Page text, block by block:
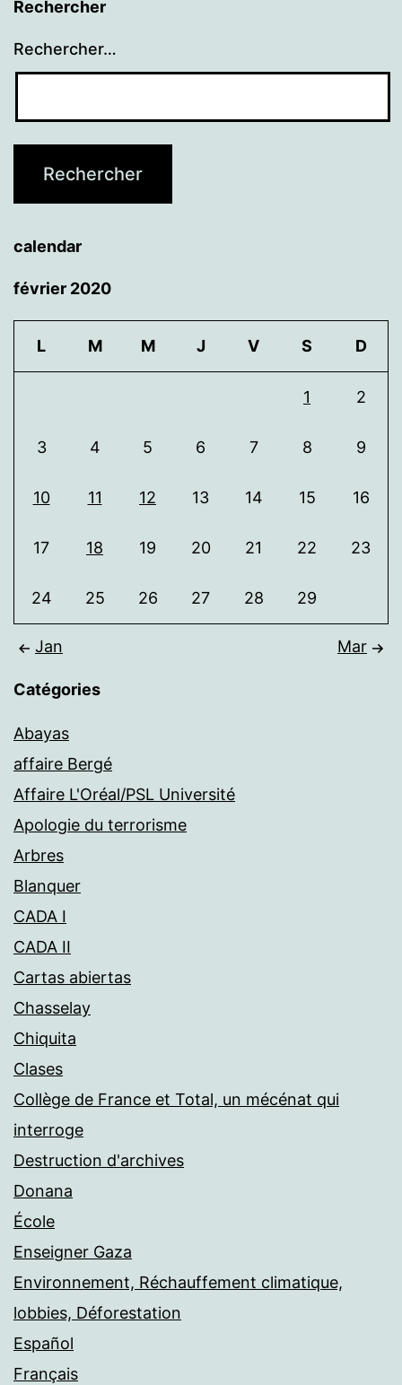
Rechercher
Rechercher…
calendar
février 2020
L M M J V S D
1 2
3 4 5 6 7 8 9
10 11 12 13 14 15 16
17 18 19 20 21 22 23
24 25 26 27 28 29
Jan Mar
Catégories
Abayas
affaire Bergé
Affaire L'Oréal/PSL Université
Apologie du terrorisme
Arbres
Blanquer
CADA I
CADA II
Cartas abiertas
Chasselay
Chiquita
Clases
Collège de France et Total, un mécénat qui
interroge
Destruction d'archives
Donana
École
Enseigner Gaza
Environnement, Réchauffement climatique,
lobbies, Déforestation
Español
Français